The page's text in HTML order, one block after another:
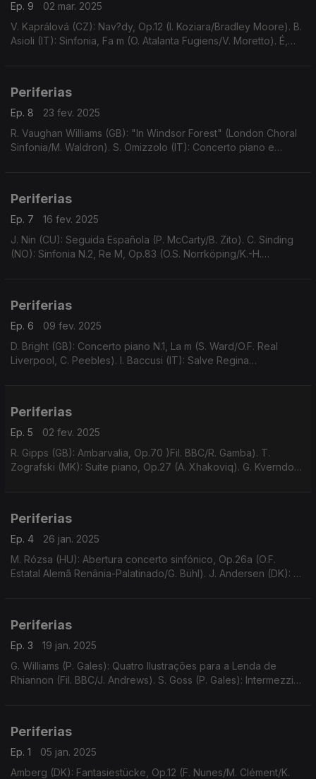
Ep. 9
02 mar. 2025
V. Kaprálová (CZ): Nav?dy, Op.12 (I. Koziara/Bradley Moore). B.
Asioli (IT): Sinfonia, Fa m (O. Atalanta Fugiens/V. Moretto). É,
Periferias
Ep. 8
23 fev. 2025
R. Vaughan Williams (GB): "In Windsor Forest" (London Choral
Sinfonia/M. Waldron). S. Omizzolo (IT): Concerto piano e
Periferias
Ep. 7
16 fev. 2025
J. Nin (CU): Seguida Española (P. McCarty/B. Zito). C. Sinding
(NO): Sinfonia N.2, Re M, Op.83 (O.S. Norrköping/K.-H.
Periferias
Ep. 6
09 fev. 2025
D. Bright (GB): Concerto piano N.1, La m (S. Ward/O.F. Real
Liverpool, C. Peebles). I. Baccusi (IT): Salve Regina
Periferias
Ep. 5
02 fev. 2025
R. Gipps (GB): Ambarvalia, Op.70 )Fil. BBC/R. Gamba). T.
Zografski (MK): Suite piano, Op.27 (A. Xhakoviq). G. Kverndokk
Periferias
Ep. 4
26 jan. 2025
M. Rózsa (HU): Abertura concerto sinfónico, Op.26a (O.F.
Estatal Alemã Renânia-Palatinado/G. Bühl). J. Andersen (DK): 6
Periferias
Ep. 3
19 jan. 2025
G. Williams (P. Gales): Quatro Ilustrações para a Lenda de
Rhiannon (Fil. BBC/J. Andrews). S. Goss (P. Gales): Intermezzi
Periferias
Ep. 1
05 jan. 2025
Amberg (DK): Fantasiestücke, Op.12 (F. Nunes/M. Clément/K.